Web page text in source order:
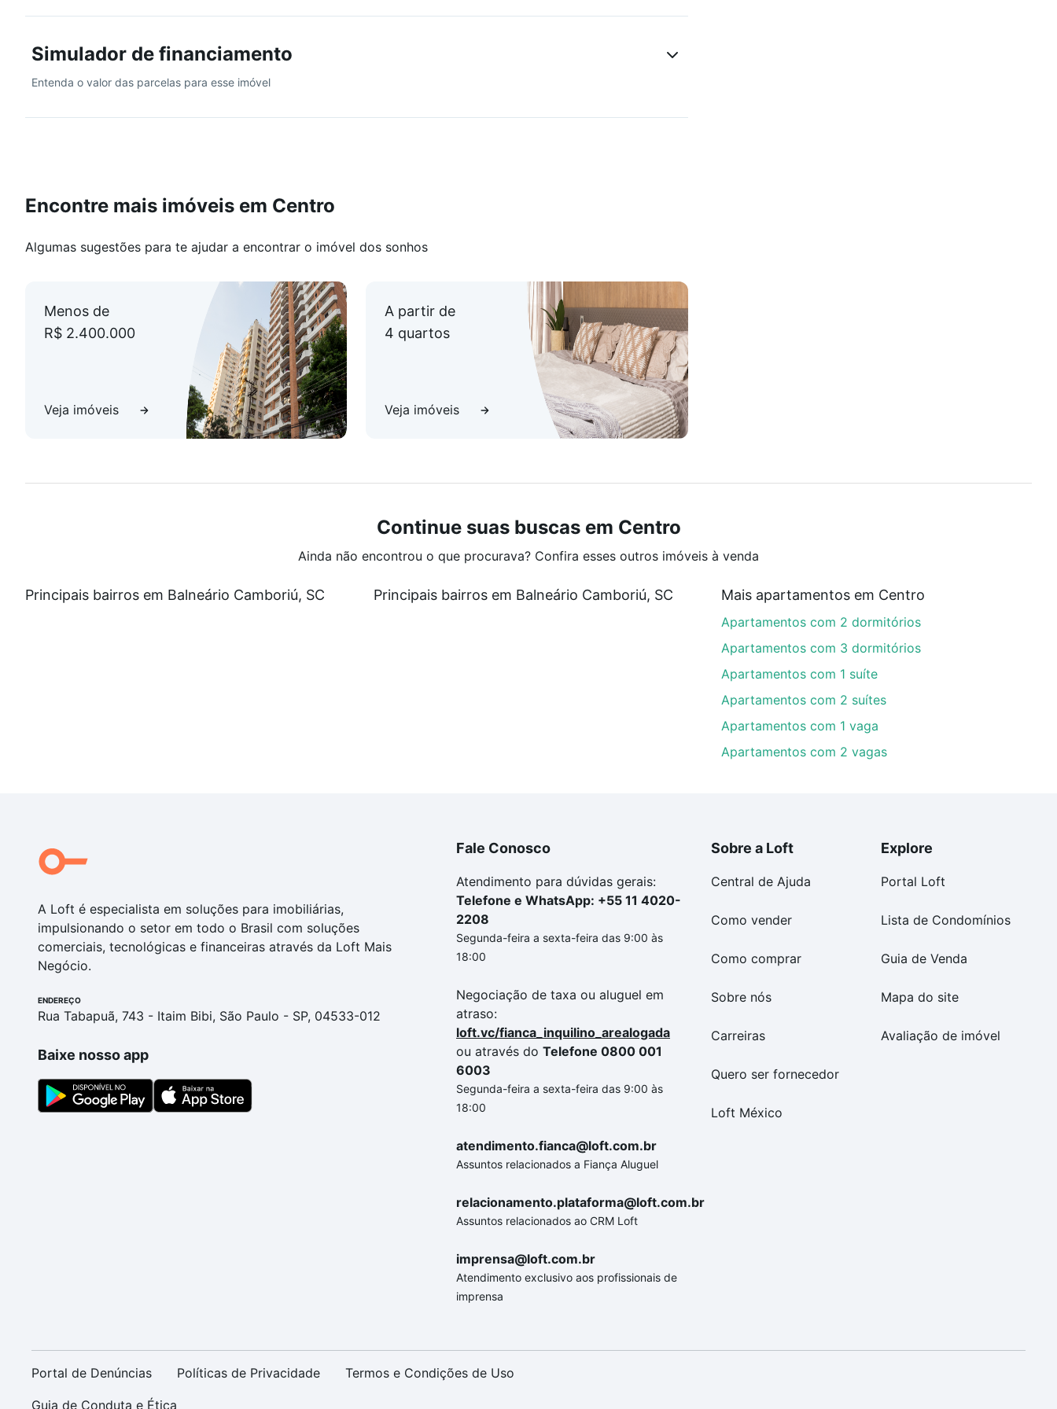
01 Torre Residencial
03 Unidades Comerciais
04 Dormitórios (2 suítes + 2 demi-suítes)
Box de Praia
CONDIÇÕES DE PAGAMENTO
10% Chaves
Saldo - Em 36x
Simulador de financiamento
Entenda o valor das parcelas para esse imóvel
Encontre mais imóveis em Centro
Algumas sugestões para te ajudar a encontrar o imóvel dos sonhos
Menos de
R$ 2.400.000
Veja imóveis
A partir de
4 quartos
Veja imóveis
Continue suas buscas em Centro
Ainda não encontrou o que procurava? Confira esses outros imóveis à venda
Principais bairros em Balneário Camboriú, SC Principais bairros em Balneário Camboriú, SC Mais apartamentos em Centro
Apartamentos com 2 dormitórios
Apartamentos com 3 dormitórios
Apartamentos com 1 suíte
Apartamentos com 2 suítes
Apartamentos com 1 vaga
Apartamentos com 2 vagas
A Loft é especialista em soluções para imobiliárias,
impulsionando o setor em todo o Brasil com soluções
comerciais, tecnológicas e financeiras através da Loft Mais
Negócio.
ENDEREÇO
Rua Tabapuã, 743 - Itaim Bibi, São Paulo - SP, 04533-012
Baixe nosso app
Fale Conosco
Atendimento para dúvidas gerais:
Telefone e WhatsApp: +55 11 4020-
2208
Segunda-feira a sexta-feira das 9:00 às
18:00
Negociação de taxa ou aluguel em
atraso:
loft.vc/fianca_inquilino_arealogada
ou através do Telefone 0800 001
6003
Segunda-feira a sexta-feira das 9:00 às
18:00
atendimento.fianca@loft.com.br
Assuntos relacionados a Fiança Aluguel
relacionamento.plataforma@loft.com.br
Assuntos relacionados ao CRM Loft
imprensa@loft.com.br
Atendimento exclusivo aos profissionais de
imprensa
Sobre a Loft
Central de Ajuda
Como vender
Como comprar
Sobre nós
Carreiras
Quero ser fornecedor
Loft México
Explore
Portal Loft
Lista de Condomínios
Guia de Venda
Mapa do site
Avaliação de imóvel
Portal de Denúncias Políticas de Privacidade Termos e Condições de Uso
Guia de Conduta e Ética